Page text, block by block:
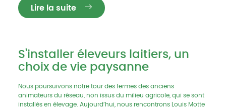
Lire la suite
S'installer éleveurs laitiers, un
choix de vie paysanne
Nous poursuivons notre tour des fermes des anciens
animateurs du réseau, non issus du milieu agricole, qui se sont
installés en élevage. Aujourd’hui, nous rencontrons Louis Motte